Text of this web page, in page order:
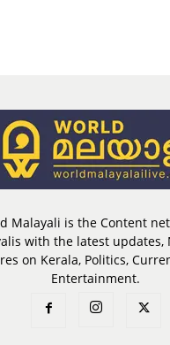
Malayali is the Content
with the latest updates,
on Kerala, Politics,
Entertainment.